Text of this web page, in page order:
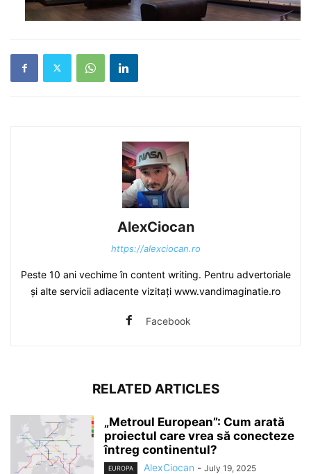
AlexCiocan
https://alexciocan.ro
Peste 10 ani vechime în content writing. Pentru advertoriale
și alte servicii adiacente vizitați www.vandimaginatie.ro
Facebook
RELATED ARTICLES
„Metroul European”: Cum arată
proiectul care vrea să conecteze
întreg continentul?
EUROPA AlexCiocan - July 19, 2025